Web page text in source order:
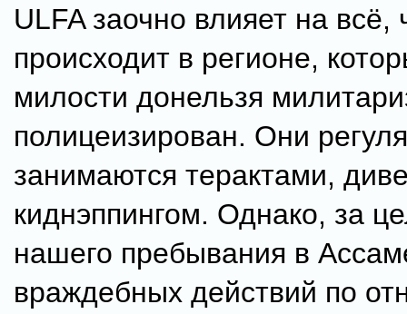
ULFA заочно влияет на всё,
происходит в регионе,
милости донельзя
полицеизирован. Они
занимаются терактами,
киднэппингом. Однако, за
нашего пребывания в
враждебных действий по